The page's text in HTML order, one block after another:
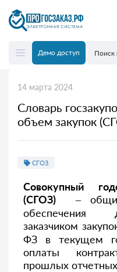
Демо доступ
14 марта 2024
Словарь
объем закупок
СГОЗ
Совокупный
(СГОЗ) – общий
обеспечения
заказчиком
ФЗ в текущем
оплаты
прошлых